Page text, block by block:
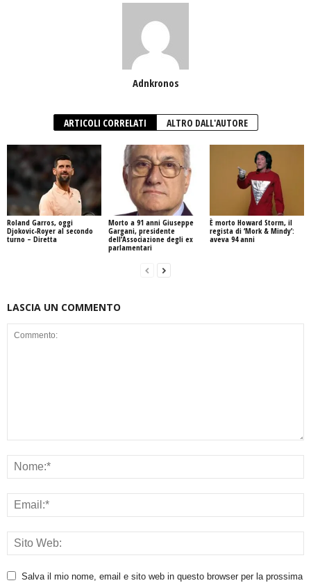
Adnkronos
ARTICOLI CORRELATI ALTRO DALL'AUTORE
Roland Garros, oggi
Djokovic-Royer al secondo
turno – Diretta
Morto a 91 anni Giuseppe
Gargani, presidente
dell’Associazione degli ex
parlamentari
È morto Howard Storm, il
regista di ‘Mork & Mindy’:
aveva 94 anni
LASCIA UN COMMENTO
Salva il mio nome, email e sito web in questo browser per la prossima